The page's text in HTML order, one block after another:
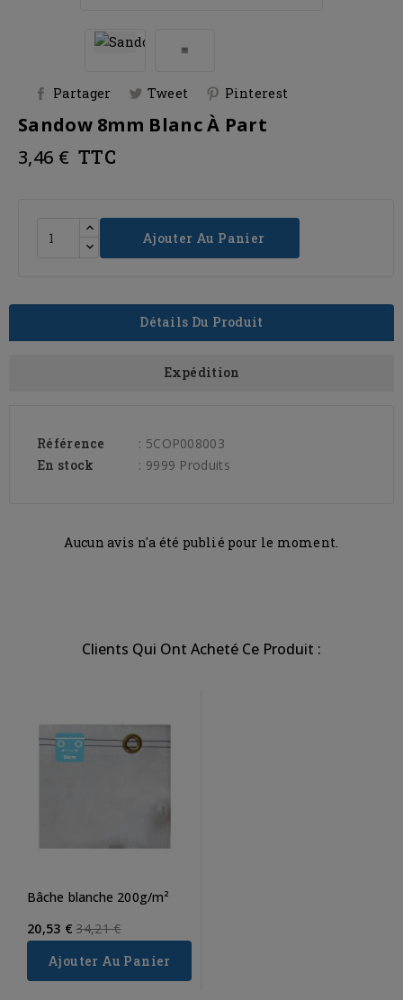
Partager Tweet Pinterest
Sandow 8mm Blanc À Part
3,46 € TTC
Ajouter Au Panier
Détails Du Produit
Expédition
Référence
: 5COP008003
En stock
: 9999 Produits
Aucun avis n'a été publié pour le moment.
Clients Qui Ont Acheté Ce Produit :
Bâche blanche 200g/m²
20,53 € Regular
34,21 €
Ajouter Au Panier